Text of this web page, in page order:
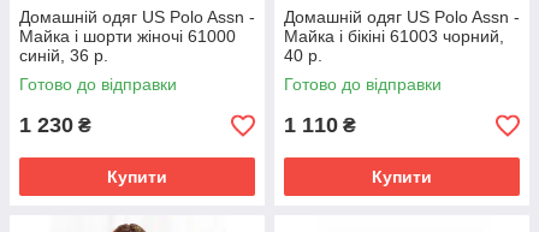
Домашній одяг US Polo Assn -
Майка і шорти жіночі 61000
синій, 36 р.
Готово до відправки
1 230 ₴
Купити
Домашній одяг US Polo Assn -
Майка і бікіні 61003 чорний,
40 р.
Готово до відправки
1 110 ₴
Купити